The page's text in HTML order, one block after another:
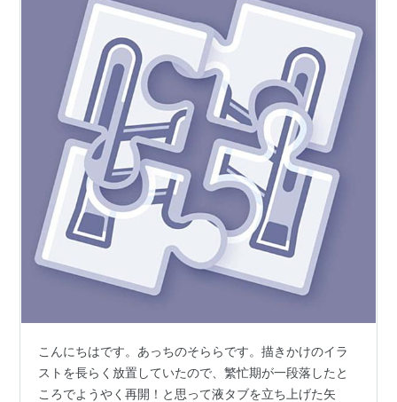
こんにちはです。あっちのそららです。描きかけのイラ
ストを長らく放置していたので、繁忙期が一段落したと
ころでようやく再開！と思って液タブを立ち上げた矢